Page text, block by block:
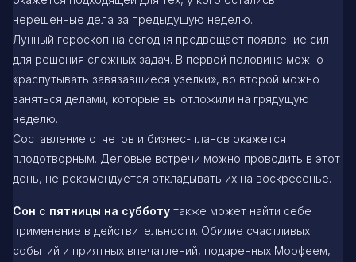
нерешенные дела за предыдущую неделю.
Лунный гороскоп на сегодня предвещает появление сил
для решения сложных задач. В первой половине можно
«распутывать завязавшиеся узелки», во второй можно
заняться делами, которые вы отложили на грядущую
неделю.
Составление отчетов и бизнес-планов окажется
плодотворным. Деловые встречи можно проводить в этот
день, не рекомендуется откладывать их на воскресенье.
Сон с пятницы на субботу также может найти себе
применение в действительности. Обилие счастливых
событий и приятных впечатлений, подаренных Морфеем,